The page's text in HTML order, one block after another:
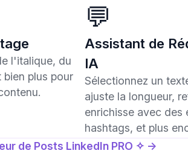
l'italique, du
bien plus pour
💬
Assistant de
IA
Sélectionnez un
ajuste la longueur,
enrichisse avec des
hashtags, et plus
de Posts LinkedIn PRO ✧ ->